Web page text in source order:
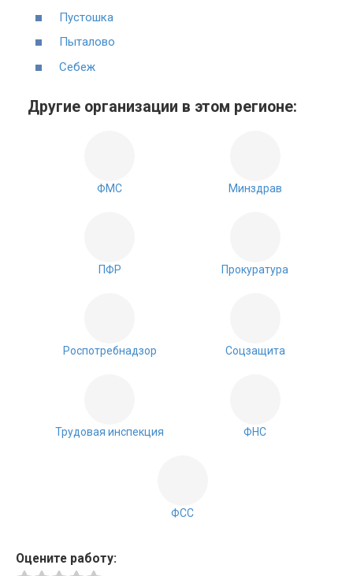
Пустошка
Пыталово
Себеж
Другие организации в этом регионе:
ФМС Минздрав
ПФР Прокуратура
Роспотребнадзор Соцзащита
Трудовая инспекция ФНС
ФСС
Оцените работу: